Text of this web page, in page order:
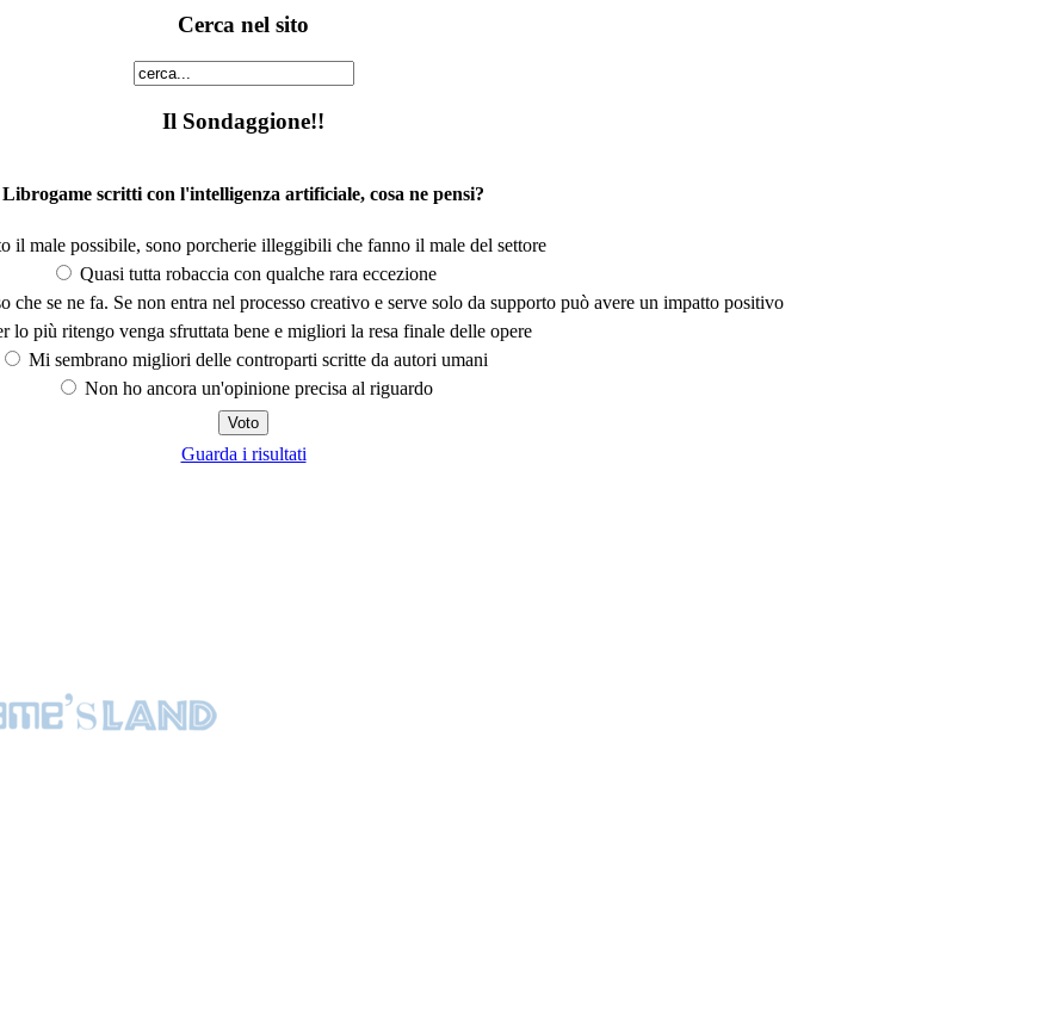
Cerca nel sito
Il Sondaggione!!
Librogame scritti con l'intelligenza artificiale, cosa ne pensi?
il male possibile, sono porcherie illeggibili che fanno il male del settore
Quasi tutta robaccia con qualche rara eccezione
che se ne fa. Se non entra nel processo creativo e serve solo da supporto può avere un impatto positivo
lo più ritengo venga sfruttata bene e migliori la resa finale delle opere
Mi sembrano migliori delle controparti scritte da autori umani
Non ho ancora un'opinione precisa al riguardo
Guarda i risultati